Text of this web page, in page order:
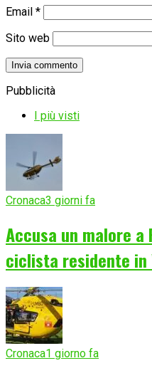
Email *
Sito web
Pubblicità
I più visti
Cronaca3 giorni fa
Accusa un malore a
ciclista residente in
Cronaca1 giorno fa